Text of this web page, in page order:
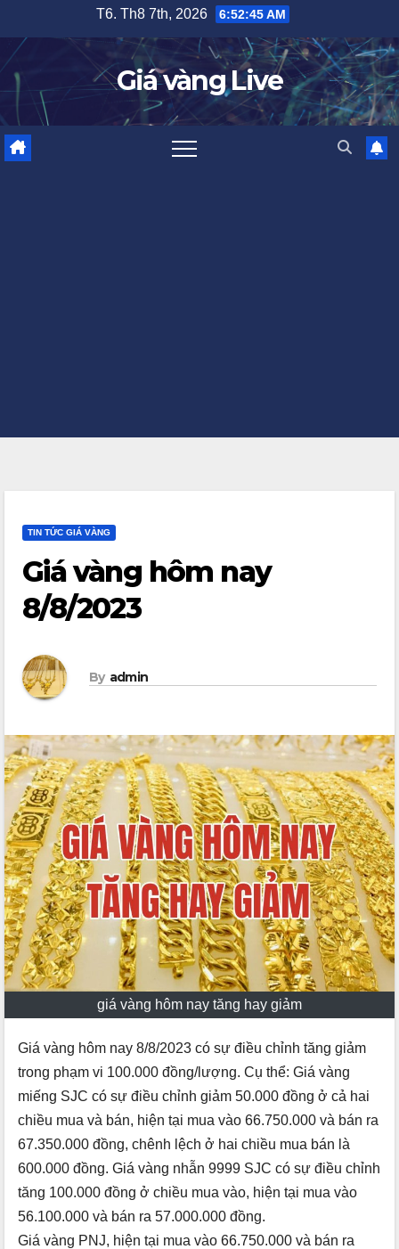
content
T6. Th8 7th, 2026 6:52:46 AM
Giá vàng Live
TIN TỨC GIÁ VÀNG
Giá vàng hôm nay
8/8/2023
By admin
giá vàng hôm nay tăng hay giảm
Giá vàng hôm nay 8/8/2023 có sự điều chỉnh tăng giảm
trong phạm vi 100.000 đồng/lượng. Cụ thể: Giá vàng
miếng SJC có sự điều chỉnh giảm 50.000 đồng ở cả hai
chiều mua và bán, hiện tại mua vào 66.750.000 và bán ra
67.350.000 đồng, chênh lệch ở hai chiều mua bán là
600.000 đồng. Giá vàng nhẫn 9999 SJC có sự điều chỉnh
tăng 100.000 đồng ở chiều mua vào, hiện tại mua vào
56.100.000 và bán ra 57.000.000 đồng.
Giá vàng PNJ, hiện tại mua vào 66.750.000 và bán ra